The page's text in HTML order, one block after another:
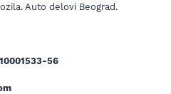
Auto delovi Beograd.
56